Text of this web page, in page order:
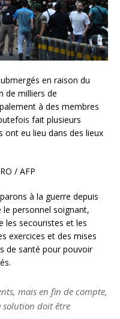
en raison du
de milliers de
à des membres
fait plusieurs
ont eu lieu dans des lieux
/ AFP
à la guerre depuis
personnel soignant,
les secouristes et les
exercices et des mises
de santé pour pouvoir
mais en fin de compte,
solution doit être